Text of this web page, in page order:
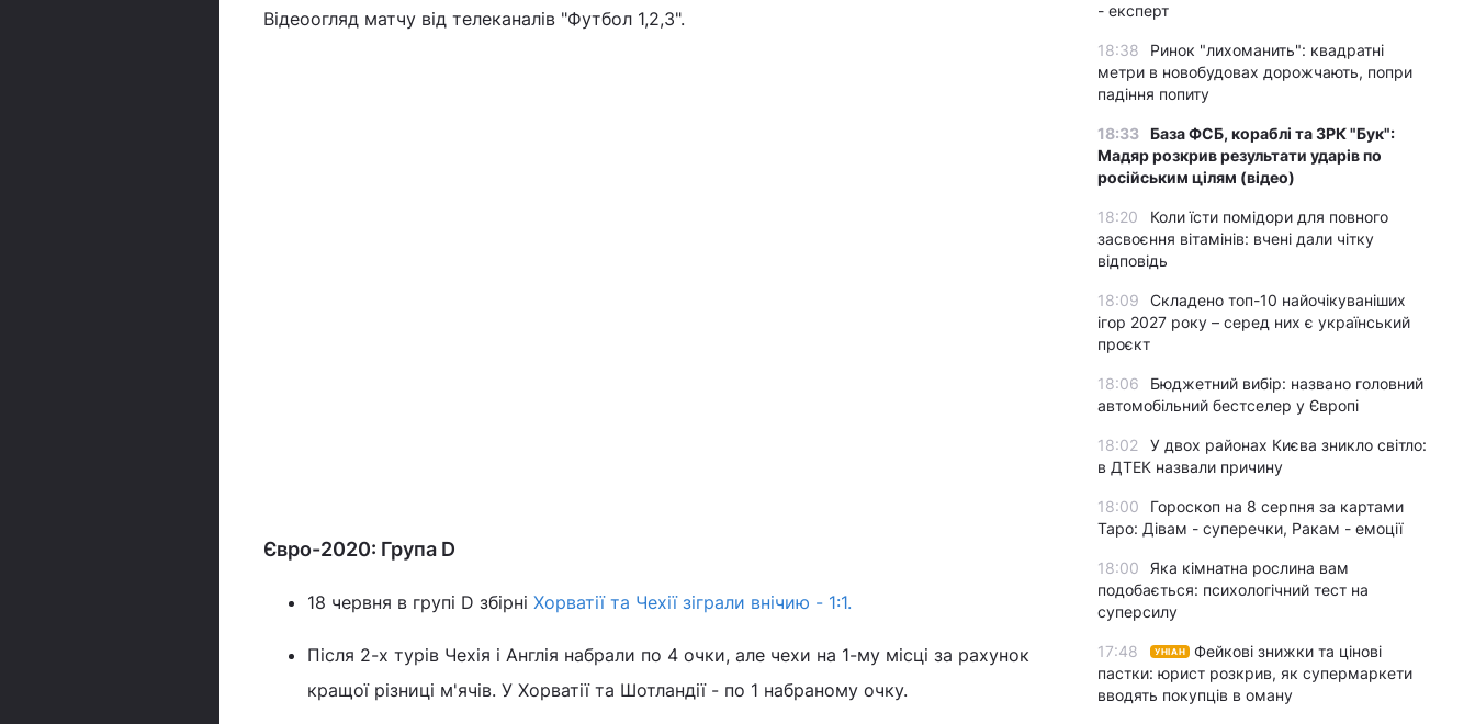
Відеоогляд матчу від телеканалів "Футбол 1,2,3".
Євро-2020: Група D
18 червня в групі D збірні Хорватії та Чехії зіграли внічию - 1:1.
Після 2-х турів Чехія і Англія набрали по 4 очки, але чехи на 1-му місці за рахунок
кращої різниці м'ячів. У Хорватії та Шотландії - по 1 набраному очку.
- експерт
18:38
Ринок "лихоманить": квадратні
метри в новобудовах дорожчають, попри
падіння попиту
18:33 База ФСБ, кораблі та ЗРК "Бук":
Мадяр розкрив результати ударів по
російським цілям (відео)
18:20
Коли їсти помідори для повного
засвоєння вітамінів: вчені дали чітку
відповідь
18:09
Складено топ-10 найочікуваніших
ігор 2027 року – серед них є український
проєкт
18:06
Бюджетний вибір: названо головний
автомобільний бестселер у Європі
18:02
У двох районах Києва зникло світло:
в ДТЕК назвали причину
18:00
Гороскоп на 8 серпня за картами
Таро: Дівам - суперечки, Ракам - емоції
18:00
Яка кімнатна рослина вам
подобається: психологічний тест на
суперсилу
17:48 УНІАН
Фейкові знижки та цінові
пастки: юрист розкрив, як супермаркети
вводять покупців в оману